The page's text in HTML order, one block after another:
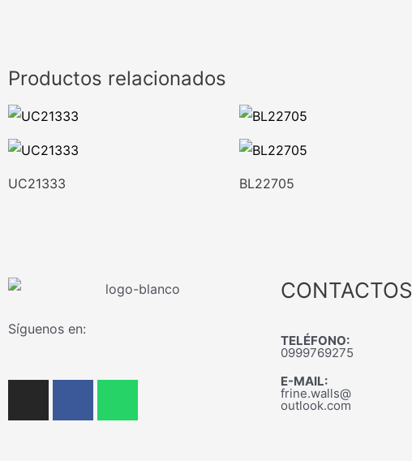
Productos relacionados
UC21333 BL22705
Síguenos en:
CONTACTOS
TELÉFONO:
0999769275
E-MAIL:
frine.walls@
outlook.com